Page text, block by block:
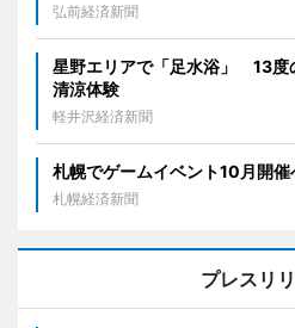
弘前経済新聞
星野エリアで「足水浴」 13度
清涼体験
軽井沢経済新聞
札幌でゲームイベント10月開
札幌経済新聞
プレスリ